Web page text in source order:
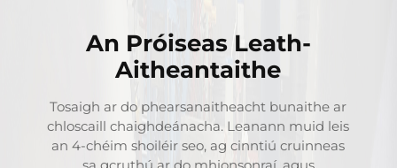
An Próiseas Leath-
Aitheantaithe
Tosaigh ar do phearsanaitheacht bunaithe ar
chloscaill chaighdeánacha. Leanann muid leis
an 4-chéim shoiléir seo, ag cinntiú cruinneas